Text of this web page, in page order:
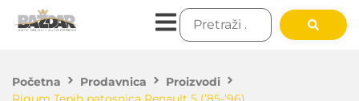
Početna Prodavnica
Proizvodi